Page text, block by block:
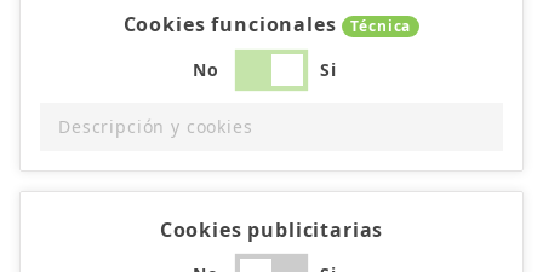
Cookies funcionales Técnica
No Si
Descripción y cookies
Cookies publicitarias